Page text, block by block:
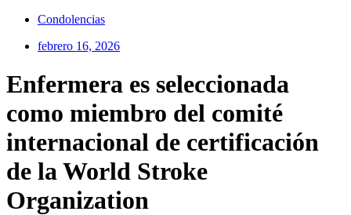
Condolencias
febrero 16, 2026
Enfermera es seleccionada
como miembro del comité
internacional de certificación
de la World Stroke
Organization